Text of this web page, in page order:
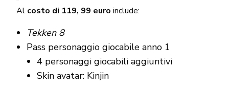
Al costo di 119, 99 euro include:
Tekken 8
Pass personaggio giocabile anno 1
4 personaggi giocabili aggiuntivi
Skin avatar: Kinjin